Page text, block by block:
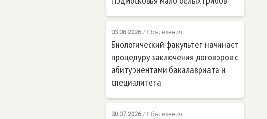
03.08.2026/ Объявления
Биологический факультет начинает
процедуру заключения договоров с
абитуриентами бакалавриата и
специалитета
30.07.2026/ Объявления